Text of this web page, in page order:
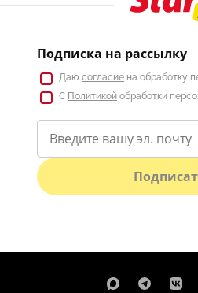
Подписка на рассылку
Даю согласие на обработку
С Политикой обработки